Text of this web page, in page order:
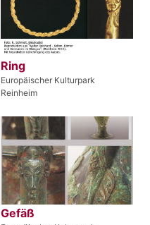
Ring
Europäischer Kulturpark
Reinheim
Gefäß